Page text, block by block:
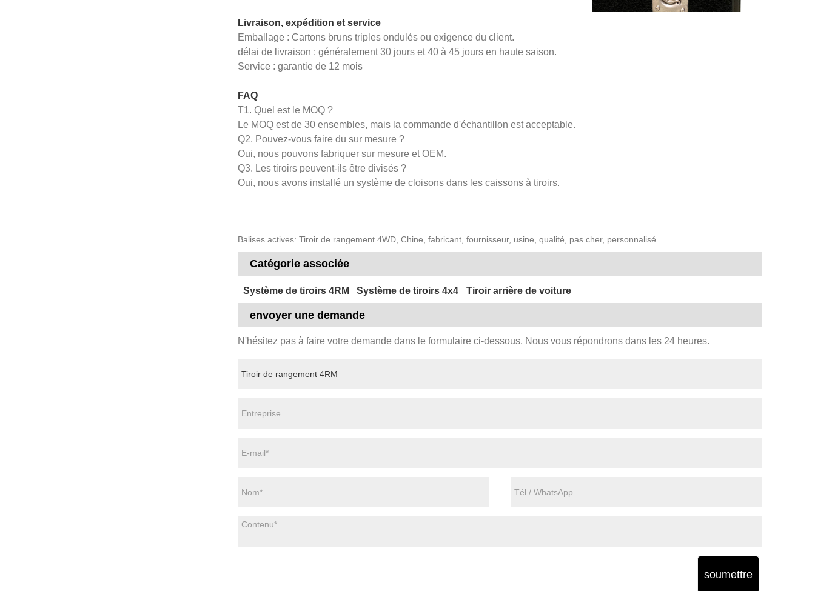
Livraison, expédition et service
Emballage : Cartons bruns triples ondulés ou exigence du client.
délai de livraison : généralement 30 jours et 40 à 45 jours en haute saison.
Service : garantie de 12 mois
FAQ
T1. Quel est le MOQ ?
Le MOQ est de 30 ensembles, mais la commande d'échantillon est acceptable.
Q2. Pouvez-vous faire du sur mesure ?
Oui, nous pouvons fabriquer sur mesure et OEM.
Q3. Les tiroirs peuvent-ils être divisés ?
Oui, nous avons installé un système de cloisons dans les caissons à tiroirs.
Balises actives: Tiroir de rangement 4WD, Chine, fabricant, fournisseur, usine, qualité, pas cher, personnalisé
Catégorie associée
Système de tiroirs 4RM Système de tiroirs 4x4 Tiroir arrière de voiture
envoyer une demande
N'hésitez pas à faire votre demande dans le formulaire ci-dessous. Nous vous répondrons dans les 24 heures.
soumettre